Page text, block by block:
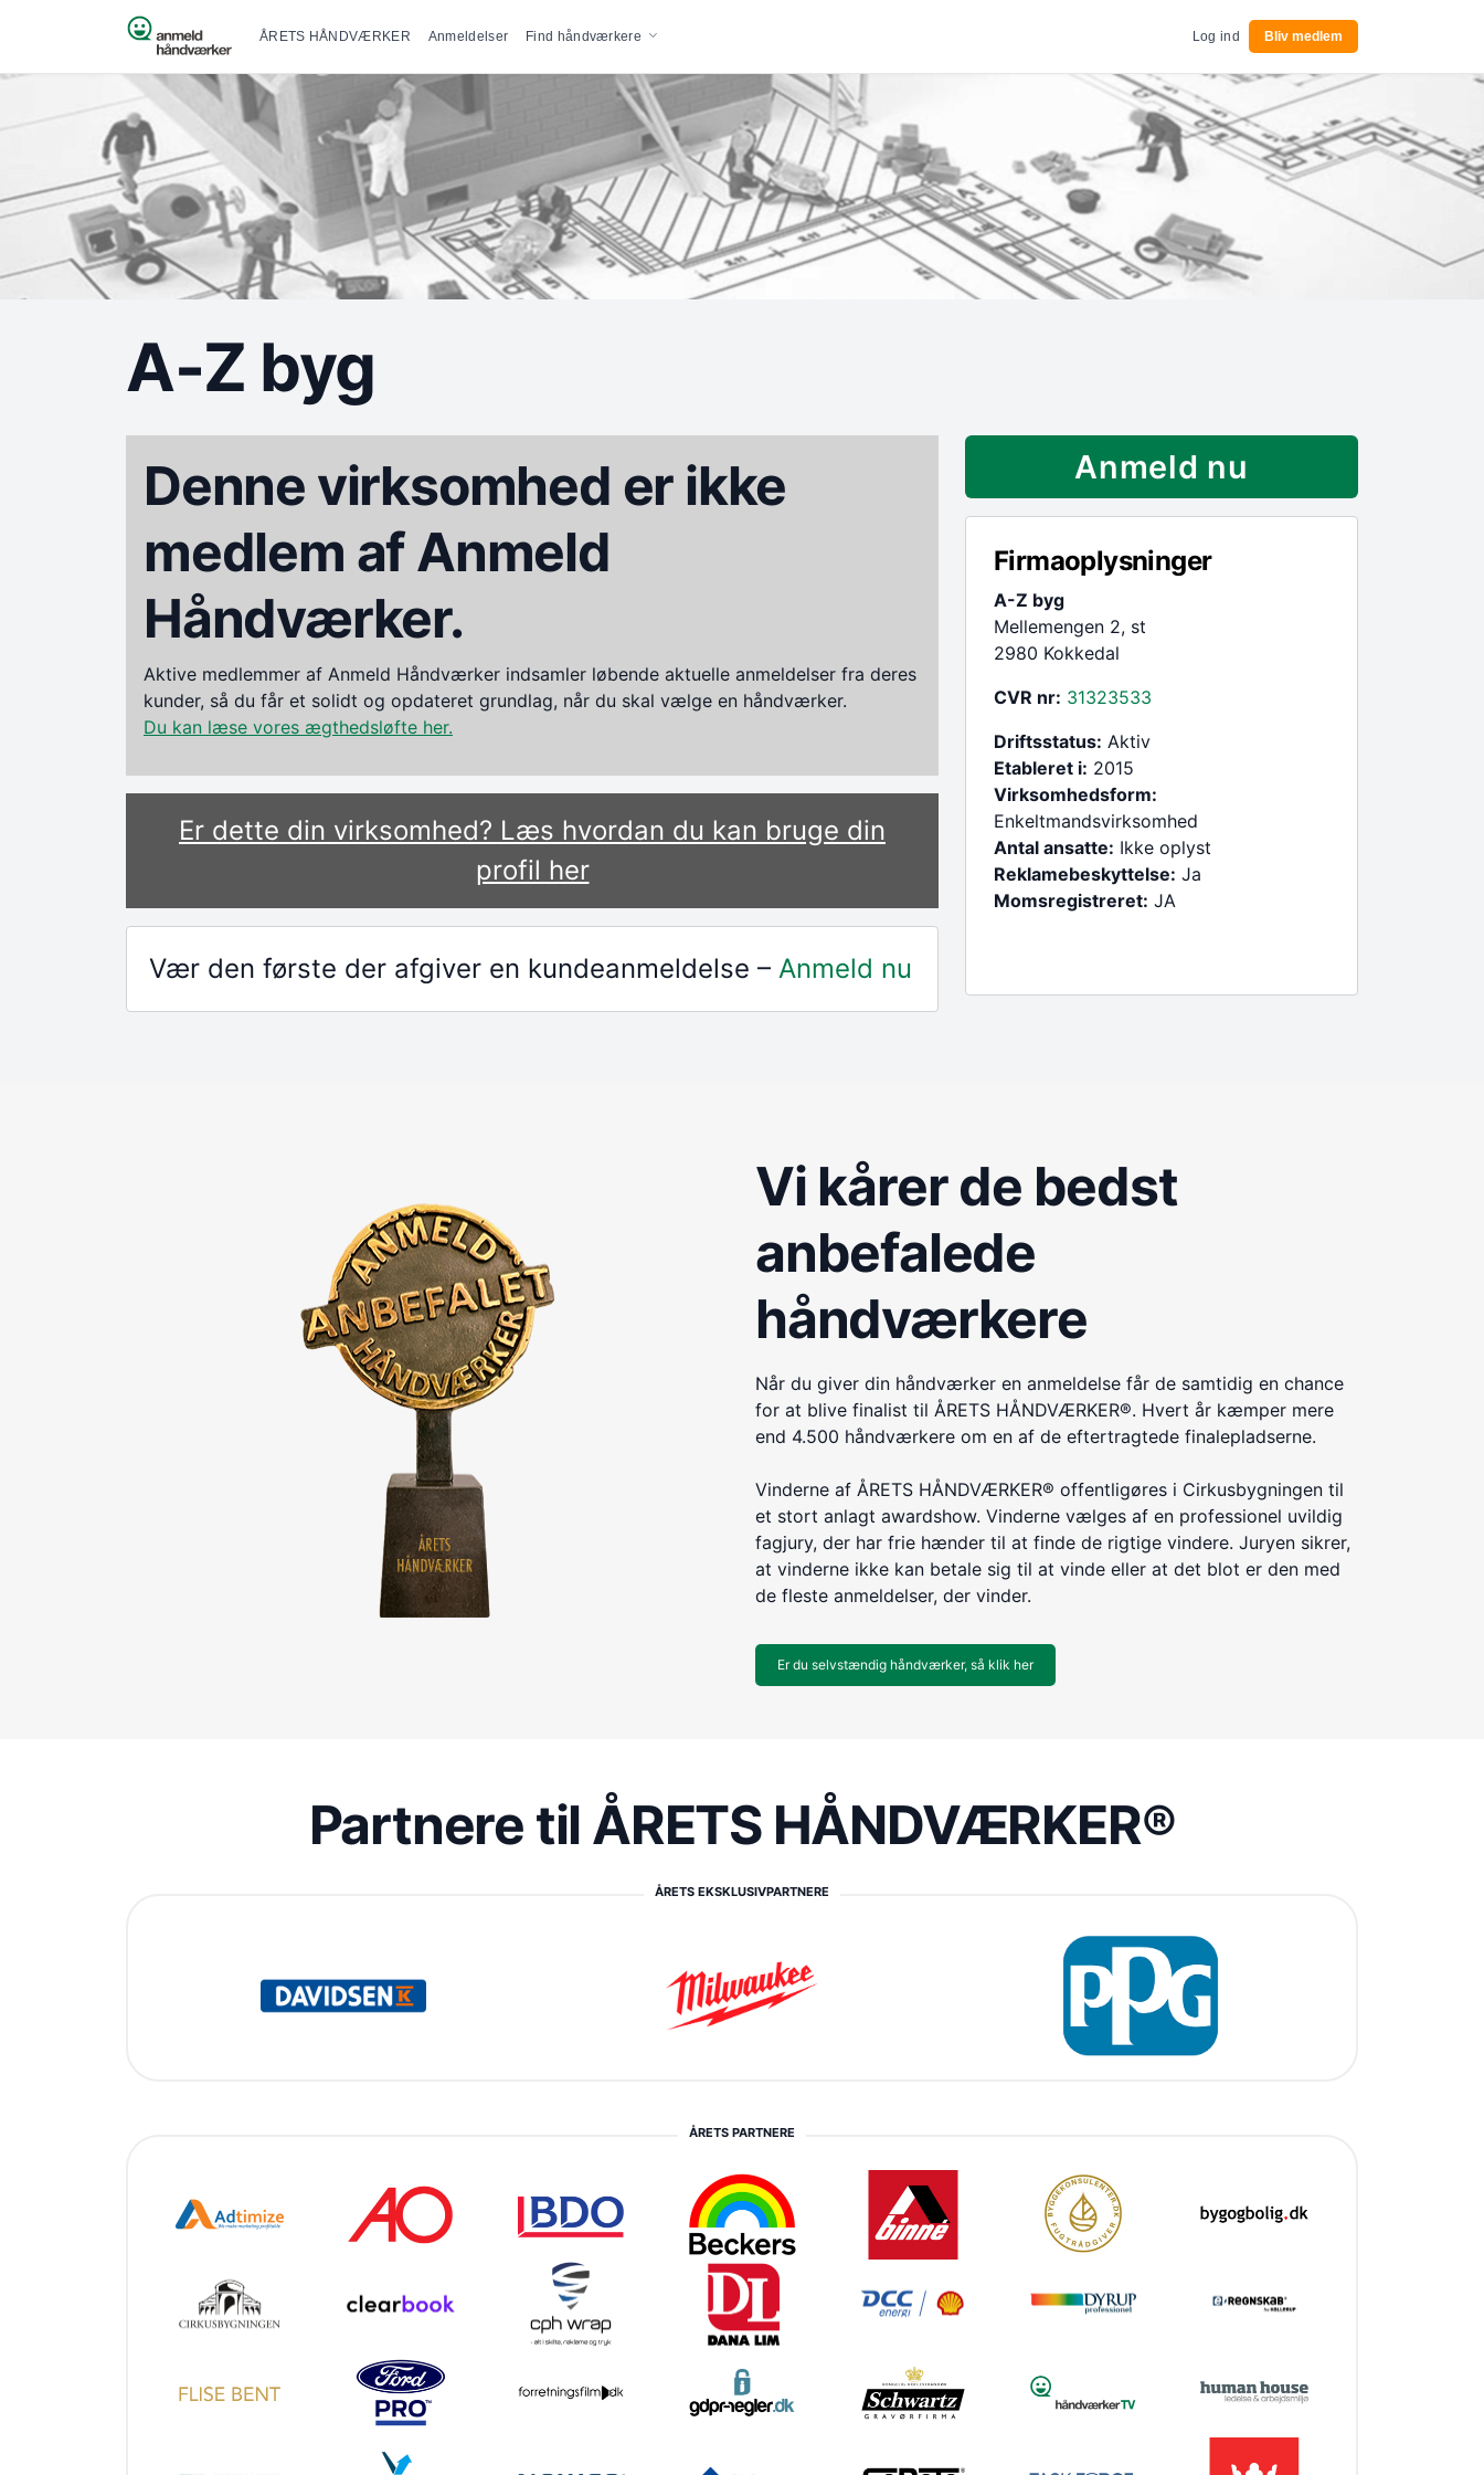
Spring til indhold Primær navigation
ÅRETS HÅNDVÆRKER Anmeldelser Find håndværkere Log ind Bliv medlem
A-Z byg
Denne virksomhed er ikke
medlem af Anmeld
Håndværker.
Aktive medlemmer af Anmeld Håndværker indsamler løbende aktuelle anmeldelser fra deres
kunder, så du får et solidt og opdateret grundlag, når du skal vælge en håndværker.
Du kan læse vores ægthedsløfte her.
Er dette din virksomhed? Læs hvordan du kan bruge din
profil her
Vær den første der afgiver en kundeanmeldelse – Anmeld nu
Anmeld nu
Firmaoplysninger
A-Z byg
Mellemengen 2, st
2980 Kokkedal
CVR nr: 31323533
Driftsstatus: Aktiv
Etableret i: 2015
Virksomhedsform:
Enkeltmandsvirksomhed
Antal ansatte: Ikke oplyst
Reklamebeskyttelse: Ja
Momsregistreret: JA
Vi kårer de bedst
anbefalede
håndværkere
Når du giver din håndværker en anmeldelse får de samtidig en chance
for at blive finalist til ÅRETS HÅNDVÆRKER®. Hvert år kæmper mere
end 4.500 håndværkere om en af de eftertragtede finalepladserne.
Vinderne af ÅRETS HÅNDVÆRKER® offentligøres i Cirkusbygningen til
et stort anlagt awardshow. Vinderne vælges af en professionel uvildig
fagjury, der har frie hænder til at finde de rigtige vindere. Juryen sikrer,
at vinderne ikke kan betale sig til at vinde eller at det blot er den med
de fleste anmeldelser, der vinder.
Er du selvstændig håndværker, så klik her
Partnere til ÅRETS HÅNDVÆRKER®
ÅRETS EKSKLUSIVPARTNERE
ÅRETS PARTNERE